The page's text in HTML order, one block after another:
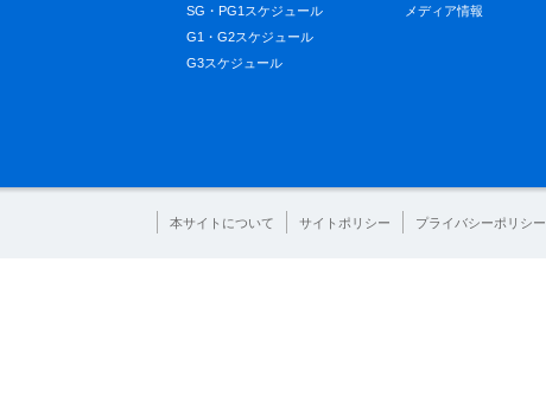
SG・PG1スケジュール
G1・G2スケジュール
G3スケジュール
メディア情報
本サイトについて サイトポリシー プライバシーポリシー